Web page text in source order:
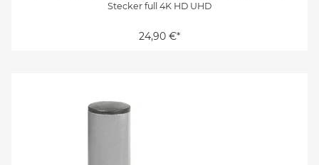
Stecker full 4K HD UHD
24,90 €*